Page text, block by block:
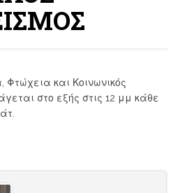
και Κοινωνικός
στο εξής στις 12 μμ κάθε